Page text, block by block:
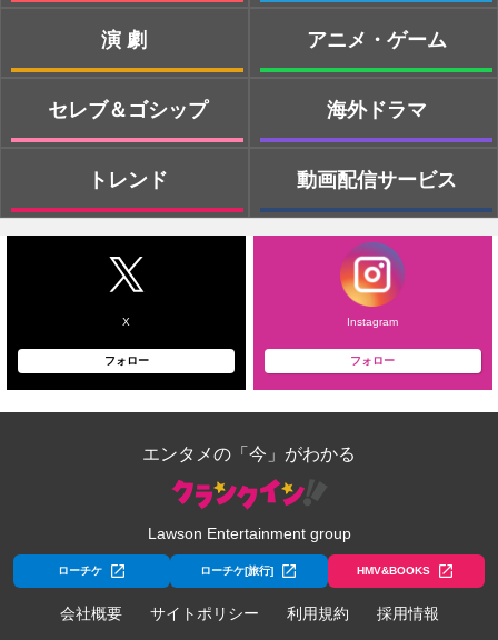
演劇
セレブ＆ゴシップ
トレンド
アニメ・ゲーム
海外ドラマ
動画配信サービス
X
フォロー
Instagram
フォロー
エンタメの「今」がわかる
Lawson Entertainment group
ローチケ ローチケ[旅行] HMV&BOOKS
会社概要 サイトポリシー 利用規約 採用情報